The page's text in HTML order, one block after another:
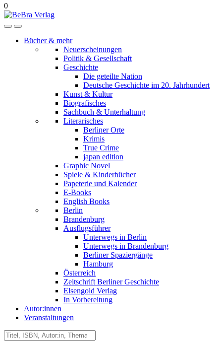
0
Bücher & mehr
Neuerscheinungen
Politik & Gesellschaft
Geschichte
Die geteilte Nation
Deutsche Geschichte im 20. Jahrhundert
Kunst & Kultur
Biografisches
Sachbuch & Unterhaltung
Literarisches
Berliner Orte
Krimis
True Crime
japan edition
Graphic Novel
Spiele & Kinderbücher
Papeterie und Kalender
E-Books
English Books
Berlin
Brandenburg
Ausflugsführer
Unterwegs in Berlin
Unterwegs in Brandenburg
Berliner Spaziergänge
Hamburg
Österreich
Zeitschrift Berliner Geschichte
Elsengold Verlag
In Vorbereitung
Autor:innen
Veranstaltungen